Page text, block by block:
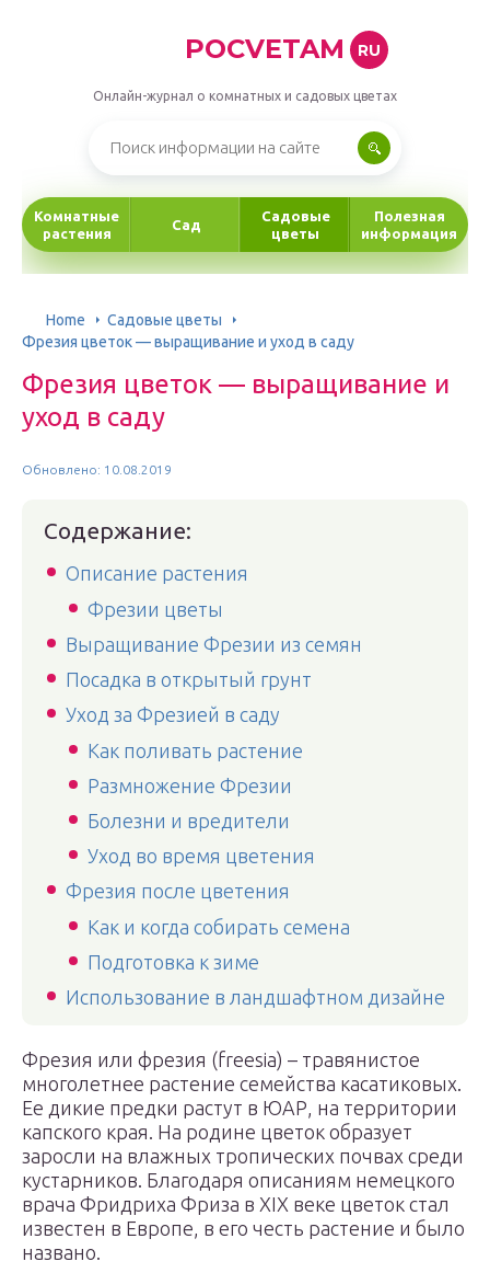
POCVETAM RU
Онлайн-журнал о комнатных и садовых цветах
Комнатные
растения
Сад
Садовые
цветы
Полезная
информация
Home
Садовые цветы
Фрезия цветок — выращивание и уход в саду
Фрезия цветок — выращивание и
уход в саду
Обновлено: 10.08.2019
Содержание:
Описание растения
Фрезии цветы
Выращивание Фрезии из семян
Посадка в открытый грунт
Уход за Фрезией в саду
Как поливать растение
Размножение Фрезии
Болезни и вредители
Уход во время цветения
Фрезия после цветения
Как и когда собирать семена
Подготовка к зиме
Использование в ландшафтном дизайне
Фрезия или фрезия (freesia) – травянистое
многолетнее растение семейства касатиковых.
Ее дикие предки растут в ЮАР, на территории
капского края. На родине цветок образует
заросли на влажных тропических почвах среди
кустарников. Благодаря описаниям немецкого
врача Фридриха Фриза в XIX веке цветок стал
известен в Европе, в его честь растение и было
названо.